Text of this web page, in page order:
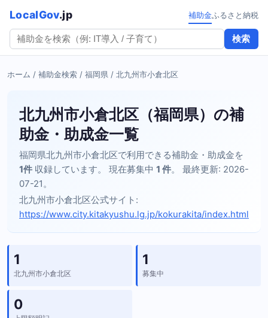
LocalGov.jp
検索
補助金ふるさと納税
ホーム / 補助金検索 / 福岡県 / 北九州市小倉北区
北九州市小倉北区（福岡県）の補
助金・助成金一覧
福岡県北九州市小倉北区で利用できる補助金・助成金を
1件 収録しています。 現在募集中 1 件。 最終更新: 2026-
07-21。
北九州市小倉北区公式サイト:
https://www.city.kitakyushu.lg.jp/kokurakita/index.html
1
北九州市小倉北区
1
募集中
0